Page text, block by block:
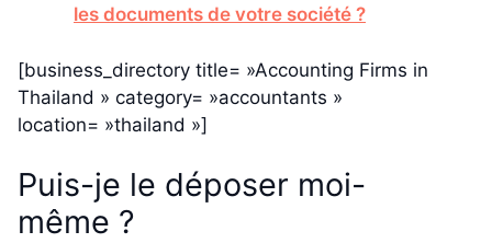
les documents de votre société ?
[business_directory title= »Accounting Firms in
Thailand » category= »accountants »
location= »thailand »]
Puis-je le déposer moi-
même ?